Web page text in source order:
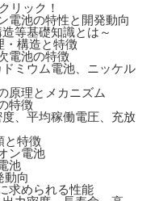
リック！
電池の特性と開発動向
基礎知識とは～
構造と特徴
池の特徴
ウム電池、ニッケル
理とメカニズム
特徴
平均稼働電圧、充放
と特徴
ン電池
池
動向
められる性能